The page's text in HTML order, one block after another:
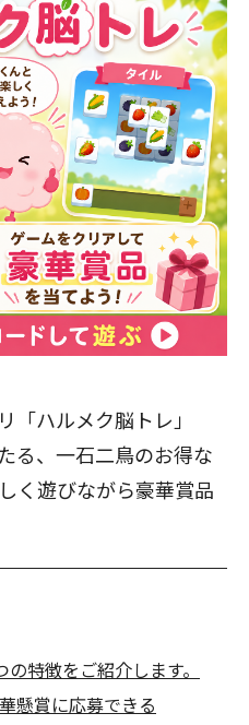
「ハルメク脳トレ」
る、一石二鳥のお得な
く遊びながら豪華賞品
特徴をご紹介します。
懸賞に応募できる